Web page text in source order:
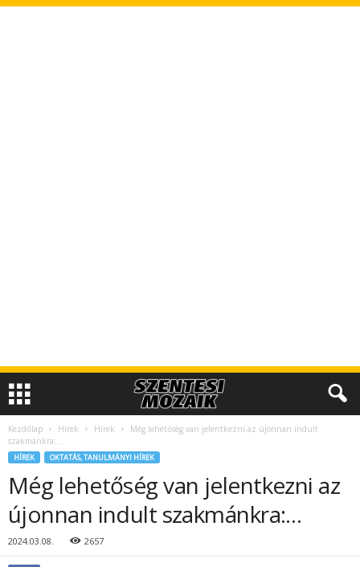
Kezdőlap Hírek Hírek
Még lehetőség van jelentkezni az újonnan indult
szakmánkra:…
HÍREK OKTATÁS, TANULMÁNYI HÍREK
Még lehetőség van jelentkezni az
újonnan indult szakmánkra:…
2024.03.08. 2657